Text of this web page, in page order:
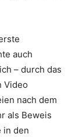
auch
– durch das
Video
nach dem
als Beweis
in den